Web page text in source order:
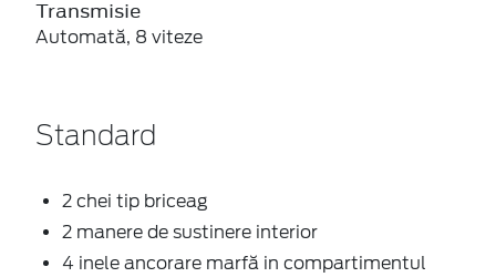
Transmisie
Automată, 8 viteze
Standard
2 chei tip briceag
2 manere de sustinere interior
4 inele ancorare marfă in compartimentul